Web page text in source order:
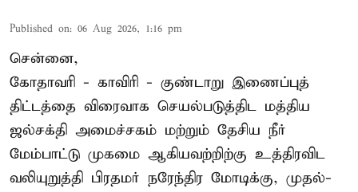
Published on: 06 Aug 2026, 1:16 pm
சென்னை,
கோதாவரி - காவிரி - குண்டாறு இணைப்புத்
திட்டத்தை விரைவாக செயல்படுத்திட மத்திய
ஜல்சக்தி அமைச்சகம் மற்றும் தேசிய நீர்
மேம்பாட்டு முகமை ஆகியவற்றிற்கு உத்திரவிட
வலியுறுத்தி பிரதமர் நரேந்திர மோடிக்கு, முதல்-